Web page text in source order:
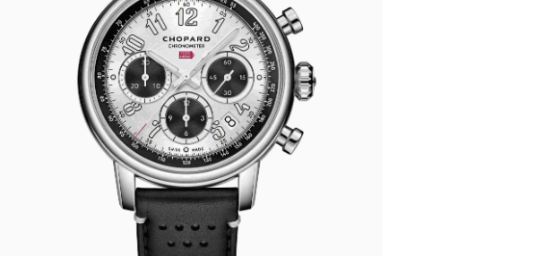
路729号浦西万达中心写字楼A座7楼709室（需提前预约）
6号华润大厦B座22层04室（需提前预约）
路139号万达金融中心A座907室（需提前预约）
大路727号中银大厦A座(旺进大厦)18层09室（需提前预约）
高架桥路33号亨特国际金融中心14楼14D（需提前预约）
路928号同德昆明广场写字楼10层06室（需提前预约）
山东路39号勒泰中心写字楼B座13层07室（需提前预约）
正街88号华侨城长安国际中心E座6楼10室（需提前预约）
东路5号海口华润大厦B座17层1707室（需提前预约）
东道100号万达广场写字楼A座10层1002室（需提前预约）